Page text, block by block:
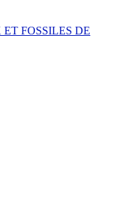
FOSSILES DE